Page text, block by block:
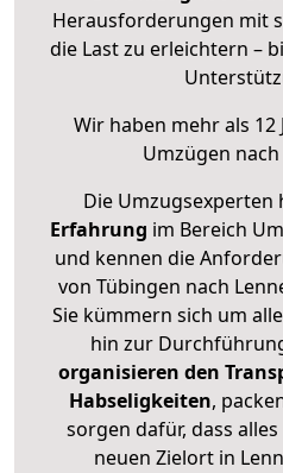
Herausforderungen mit
die Last zu erleichtern –
Wir haben mehr als
Umzügen nach
Die Umzugsexperten
Erfahrung im Bereich
und kennen die
von Tübingen nach
Sie kümmern sich um
hin zur
organisieren den
Habseligkeiten,
sorgen dafür, dass
neuen Zielort in